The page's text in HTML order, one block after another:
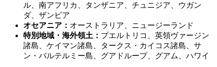
ル、南アフリカ、タンザニア、チュニジア、ウガン
ダ、ザンビア
オセアニア： オーストラリア、ニュージーランド
特別地域・海外領土： プエルトリコ、英領ヴァージン
諸島、ケイマン諸島、タークス・カイコス諸島、サ
ン・バルテルミー島、グアドループ、グアム、ハワイ